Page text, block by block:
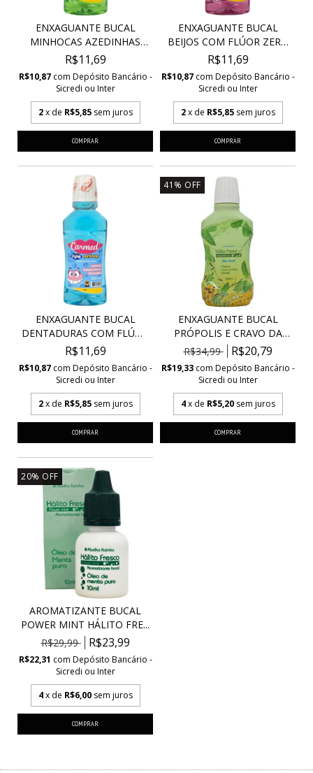
ENXAGUANTE BUCAL
MINHOCAS AZEDINHAS
COM...
R$11,69
R$10,87 com Depósito Bancário -
Sicredi ou Inter
2 x de R$5,85 sem juros
ENXAGUANTE BUCAL
BEIJOS COM FLÚOR ZERO
Á...
R$11,69
R$10,87 com Depósito Bancário -
Sicredi ou Inter
2 x de R$5,85 sem juros
ENXAGUANTE BUCAL
DENTADURAS COM FLÚOR
ZE...
R$11,69
R$10,87 com Depósito Bancário -
Sicredi ou Inter
2 x de R$5,85 sem juros
41 % OFF
ENXAGUANTE BUCAL
PRÓPOLIS E CRAVO DA
ÍND...
R$34,99 R$20,79
R$19,33 com Depósito Bancário -
Sicredi ou Inter
4 x de R$5,20 sem juros
20% OFF
AROMATIZANTE BUCAL
POWER MINT HÁLITO FRE...
R$29,99
R$23,99
R$22,31 com Depósito Bancário -
Sicredi ou Inter
4 x de R$6,00 sem juros